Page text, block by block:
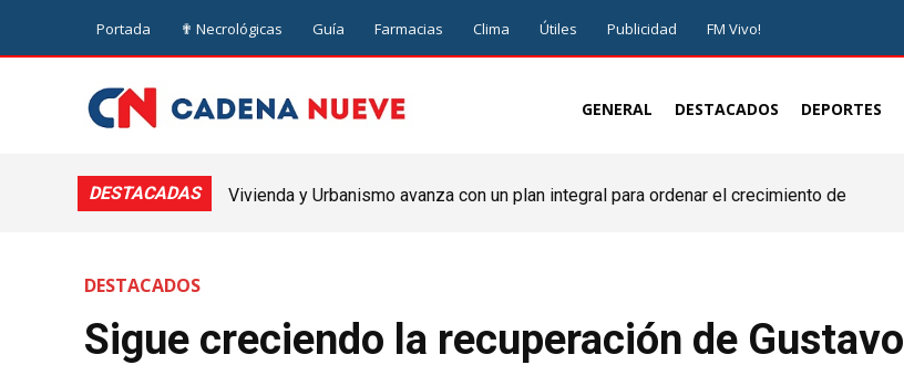
Portada ✟ Necrológicas Guía Farmacias Clima Útiles Publicidad FM Vivo!
GENERAL DESTACADOS DEPORTES
DESTACADAS
Vivienda y Urbanismo avanza con un plan integral para ordenar el crecimiento de
DESTACADOS
Sigue creciendo la recuperación de Gustavo